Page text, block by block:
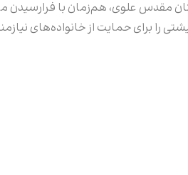
را برای حمایت از خانواده‌های